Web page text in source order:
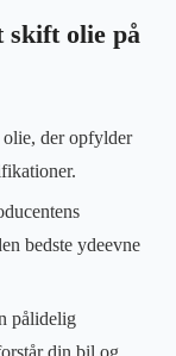
skift olie på
der opfylder
bedste ydeevne
pålidelig